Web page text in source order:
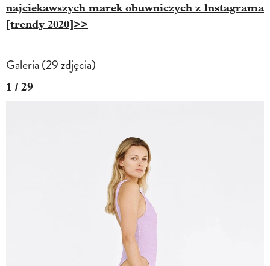
najciekawszych marek obuwniczych z Instagrama
[trendy 2020]>>
Galeria (29 zdjęcia)
1 / 29